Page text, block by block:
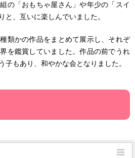
の「おもちゃ屋さん」や年少の「スイ
と、互いに楽しんでいました。
類かの作品をまとめて展示し、それぞ
を鑑賞していました。作品の前でうれ
子もあり、和やかな会となりました。